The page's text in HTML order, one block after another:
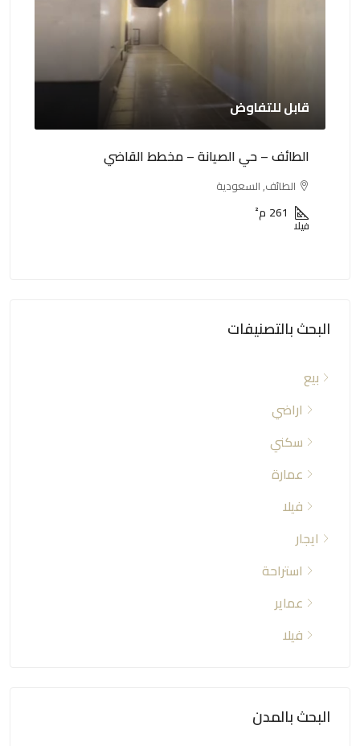
5,500,000 ريال
الطائف – طريق المطار
البحث بالتصنيفات
بيع
اراضي
سكني
عمارة
فيلا
ايجار
استراحة
عماير
فيلا
البحث بالمدن